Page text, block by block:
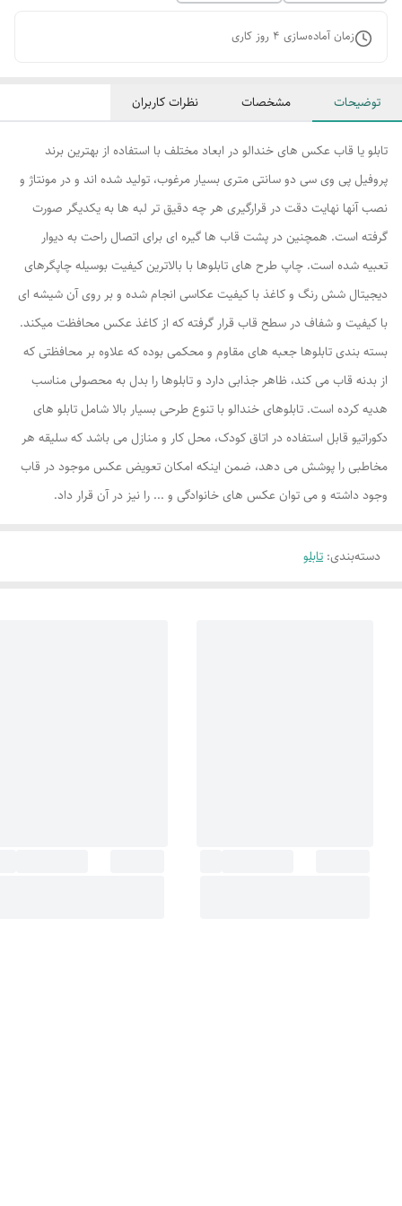
زمان آماده‌سازی 4 روز کاری
توضیحات مشخصات نظرات کاربران
تابلو یا قاب عکس های خندالو در ابعاد مختلف با استفاده از بهترین برند
پروفیل پی وی سی دو سانتی متری بسیار مرغوب، تولید شده اند و در مونتاژ و
نصب آنها نهایت دقت در قرارگیری هر چه دقیق تر لبه ها به یکدیگر صورت
گرفته است. همچنین در پشت قاب ها گیره ای برای اتصال راحت به دیوار
تعبیه شده است. چاپ طرح های تابلوها با بالاترین کیفیت بوسیله چاپگرهای
دیجیتال شش رنگ و کاغذ با کیفیت عکاسی انجام شده و بر روی آن شیشه ای
با کیفیت و شفاف در سطح قاب قرار گرفته که از کاغذ عکس محافظت میکند.
بسته بندی تابلوها جعبه های مقاوم و محکمی بوده که علاوه بر محافظتی که
از بدنه قاب می کند، ظاهر جذابی دارد و تابلوها را بدل به محصولی مناسب
هدیه کرده است. تابلوهای خندالو با تنوع طرحی بسیار بالا شامل تابلو های
دکوراتیو قابل استفاده در اتاق کودک، محل کار و منازل می باشد که سلیقه هر
مخاطبی را پوشش می دهد، ضمن اینکه امکان تعویض عکس موجود در قاب
وجود داشته و می توان عکس های خانوادگی و ... را نیز در آن قرار داد.
دسته‌بندی: تابلو